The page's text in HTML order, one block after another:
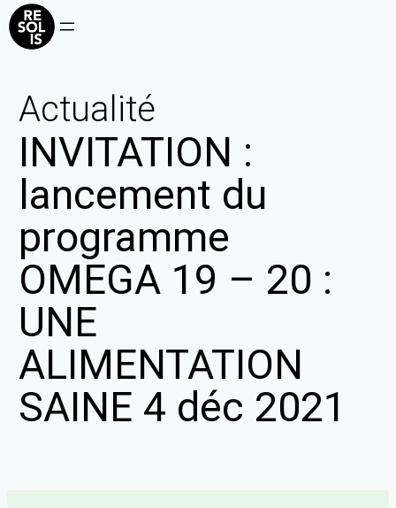
Actualité
INVITATION :
lancement du
programme
OMEGA 19 – 20 :
UNE
ALIMENTATION
SAINE 4 déc 2021